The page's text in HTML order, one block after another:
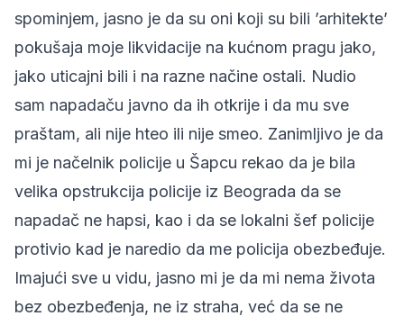
spominjem, jasno je da su oni koji su bili ’arhitekte’
pokušaja moje likvidacije na kućnom pragu jako,
jako uticajni bili i na razne načine ostali. Nudio
sam napadaču javno da ih otkrije i da mu sve
praštam, ali nije hteo ili nije smeo. Zanimljivo je da
mi je načelnik policije u Šapcu rekao da je bila
velika opstrukcija policije iz Beograda da se
napadač ne hapsi, kao i da se lokalni šef policije
protivio kad je naredio da me policija obezbeđuje.
Imajući sve u vidu, jasno mi je da mi nema života
bez obezbeđenja, ne iz straha, već da se ne